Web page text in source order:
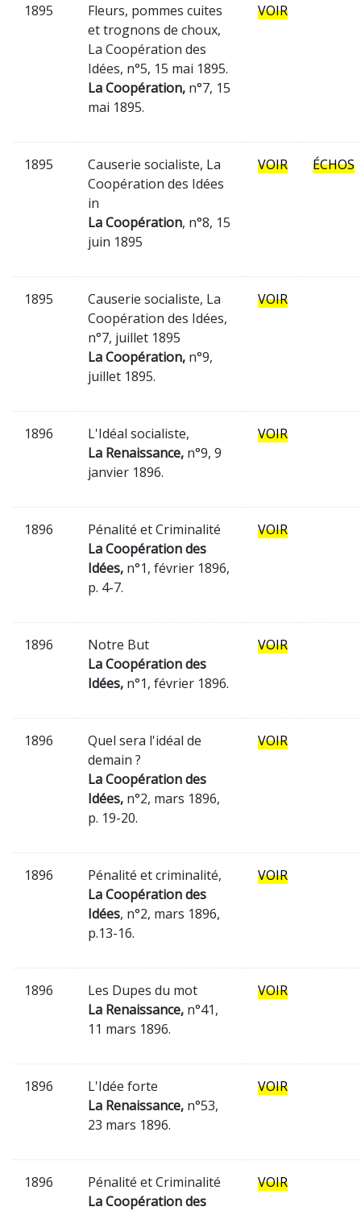
1895
Fleurs, pommes cuites
et trognons de choux,
La Coopération des
Idées, n°5, 15 mai 1895.
La Coopération, n°7, 15
mai 1895.
VOIR
1895
Causerie socialiste, La
Coopération des Idées
in
La Coopération, n°8, 15
juin 1895
VOIR ÉCHOS
1895
Causerie socialiste, La
Coopération des Idées,
n°7, juillet 1895
La Coopération, n°9,
juillet 1895.
VOIR
1896
L'Idéal socialiste,
La Renaissance, n°9, 9
janvier 1896.
VOIR
1896
Pénalité et Criminalité
La Coopération des
Idées, n°1, février 1896,
p. 4-7.
VOIR
1896
Notre But
La Coopération des
Idées, n°1, février 1896.
VOIR
1896
Quel sera l'idéal de
demain ?
La Coopération des
Idées, n°2, mars 1896,
p. 19-20.
VOIR
1896
Pénalité et criminalité,
La Coopération des
Idées, n°2, mars 1896,
p.13-16.
VOIR
1896
Les Dupes du mot
La Renaissance, n°41,
11 mars 1896.
VOIR
1896
L'Idée forte
La Renaissance, n°53,
23 mars 1896.
VOIR
1896
Pénalité et Criminalité
La Coopération des
VOIR